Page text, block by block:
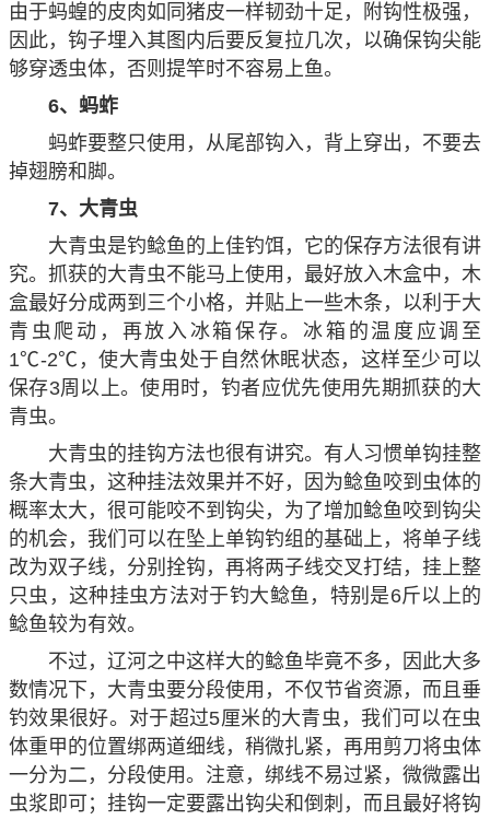
由于蚂蝗的皮肉如同猪皮一样韧劲十足，附钩性极强，
因此，钩子埋入其图内后要反复拉几次，以确保钩尖能
够穿透虫体，否则提竿时不容易上鱼。
6、蚂蚱
蚂蚱要整只使用，从尾部钩入，背上穿出，不要去
掉翅膀和脚。
7、大青虫
大青虫是钓鲶鱼的上佳钓饵，它的保存方法很有讲
究。抓获的大青虫不能马上使用，最好放入木盒中，木
盒最好分成两到三个小格，并贴上一些木条，以利于大
青虫爬动，再放入冰箱保存。冰箱的温度应调至
1℃-2℃，使大青虫处于自然休眠状态，这样至少可以
保存3周以上。使用时，钓者应优先使用先期抓获的大
青虫。
大青虫的挂钩方法也很有讲究。有人习惯单钩挂整
条大青虫，这种挂法效果并不好，因为鲶鱼咬到虫体的
概率太大，很可能咬不到钩尖，为了增加鲶鱼咬到钩尖
的机会，我们可以在坠上单钩钓组的基础上，将单子线
改为双子线，分别拴钩，再将两子线交叉打结，挂上整
只虫，这种挂虫方法对于钓大鲶鱼，特别是6斤以上的
鲶鱼较为有效。
不过，辽河之中这样大的鲶鱼毕竟不多，因此大多
数情况下，大青虫要分段使用，不仅节省资源，而且垂
钓效果很好。对于超过5厘米的大青虫，我们可以在虫
体重甲的位置绑两道细线，稍微扎紧，再用剪刀将虫体
一分为二，分段使用。注意，绑线不易过紧，微微露出
虫浆即可；挂钩一定要露出钩尖和倒刺，而且最好将钩